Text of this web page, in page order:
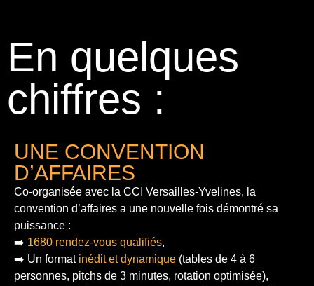
En quelques
chiffres :
UNE CONVENTION
D’AFFAIRES
Co-organisée avec la CCI Versailles-Yvelines, la
convention d’affaires a une nouvelle fois démontré sa
puissance :
➡️ 1680 rendez-vous qualifiés,
➡️ Un format inédit et dynamique (tables de 4 à 6
personnes, pitchs de 3 minutes, rotation optimisée),